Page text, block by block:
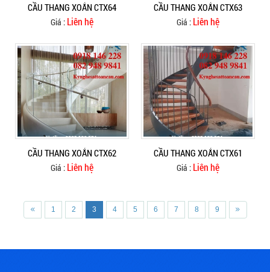
CẦU THANG XOẮN CTX64
Giá : Liên hệ
CẦU THANG XOẮN CTX63
Giá : Liên hệ
CẦU THANG XOẮN CTX62
Giá : Liên hệ
CẦU THANG XOẮN CTX61
Giá : Liên hệ
1 2 3 4 5 6 7 8 9